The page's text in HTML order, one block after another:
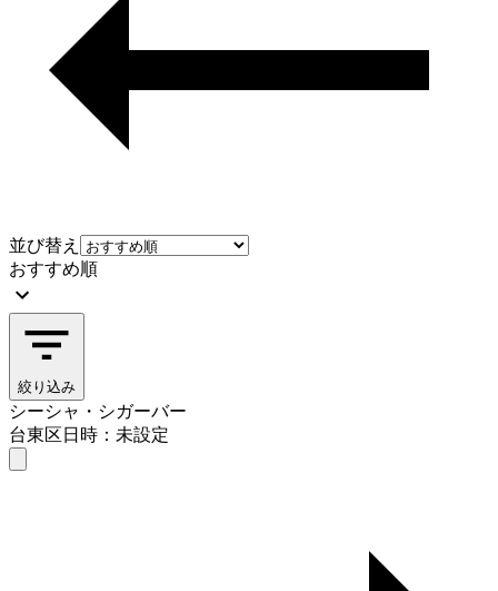
並び替え
おすすめ順
絞り込み
シーシャ・シガーバー
台東区日時：未設定